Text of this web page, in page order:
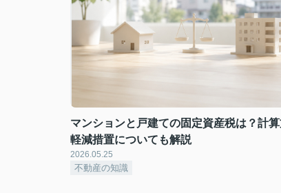
マンションと戸建ての固定資産税は？計
軽減措置についても解説
2026.05.25
不動産の知識